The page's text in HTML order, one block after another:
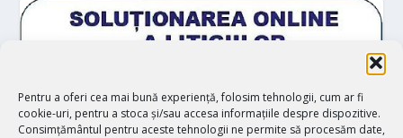
Pentru a oferi cea mai bună experiență, folosim tehnologii, cum ar fi
cookie-uri, pentru a stoca și/sau accesa informațiile despre dispozitive.
Consimțământul pentru aceste tehnologii ne permite să procesăm date,